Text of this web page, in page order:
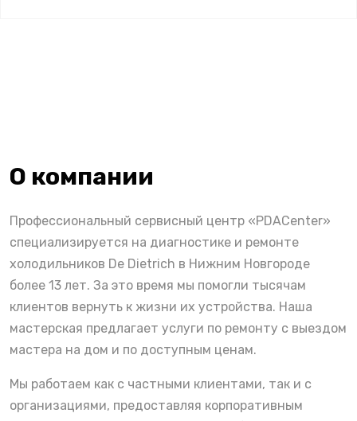
О компании
Профессиональный сервисный центр «PDACenter»
специализируется на диагностике и ремонте
холодильников De Dietrich в Нижним Новгороде
более 13 лет. За это время мы помогли тысячам
клиентов вернуть к жизни их устройства. Наша
мастерская предлагает услуги по ремонту с выездом
мастера на дом и по доступным ценам.
Мы работаем как с частными клиентами, так и с
организациями, предоставляя корпоративным